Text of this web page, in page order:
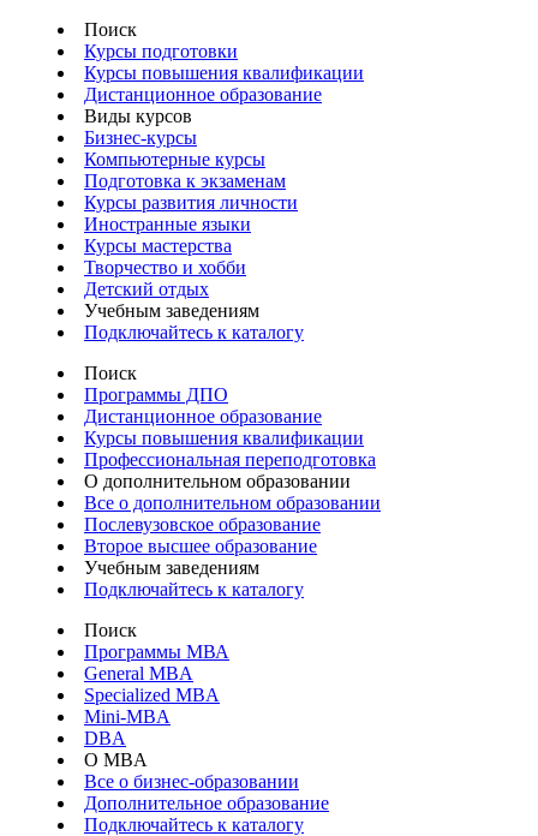
Поиск
Курсы подготовки
Курсы повышения квалификации
Дистанционное образование
Виды курсов
Бизнес-курсы
Компьютерные курсы
Подготовка к экзаменам
Курсы развития личности
Иностранные языки
Курсы мастерства
Творчество и хобби
Детский отдых
Учебным заведениям
Подключайтесь к каталогу
Поиск
Программы ДПО
Дистанционное образование
Курсы повышения квалификации
Профессиональная переподготовка
О дополнительном образовании
Все о дополнительном образовании
Послевузовское образование
Второе высшее образование
Учебным заведениям
Подключайтесь к каталогу
Поиск
Программы МВА
General MBA
Specialized MBA
Mini-MBA
DBA
О MBA
Все о бизнес-образовании
Дополнительное образование
Подключайтесь к каталогу